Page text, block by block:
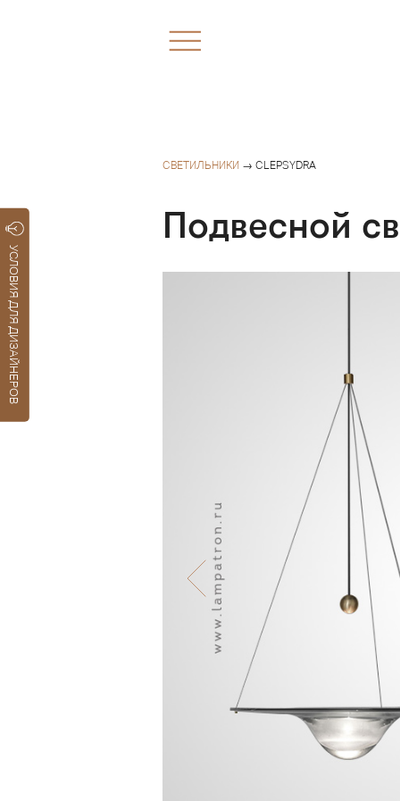
УСЛОВИЯ ДЛЯ ДИЗАЙНЕРОВ
СВЕТИЛЬНИКИ → CLEPSYDRA
Подвесной